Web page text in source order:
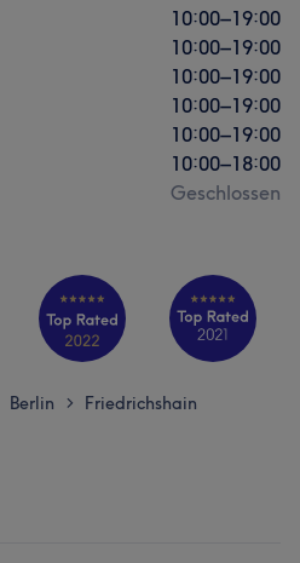
10:00–19:00
10:00–19:00
10:00–19:00
10:00–19:00
10:00–19:00
10:00–18:00
Geschlossen
Berlin > Friedrichshain